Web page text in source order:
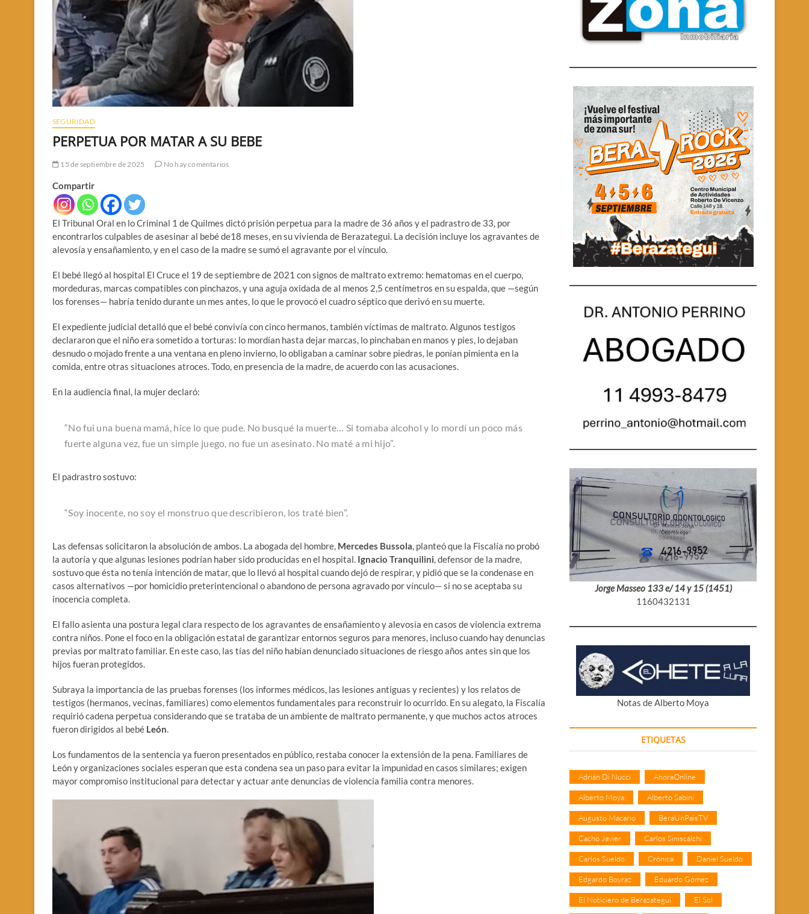
SEGURIDAD
PERPETUA POR MATAR A SU BEBE
15 de septiembre de 2025 No hay comentarios
Compartir
El Tribunal Oral en lo Criminal 1 de Quilmes dictó prisión perpetua para la madre de 36 años y el padrastro de 33, por
encontrarlos culpables de asesinar al bebé de18 meses, en su vivienda de Berazategui. La decisión incluye los agravantes de
alevosía y ensañamiento, y en el caso de la madre se sumó el agravante por el vínculo.
El bebé llegó al hospital El Cruce el 19 de septiembre de 2021 con signos de maltrato extremo: hematomas en el cuerpo,
mordeduras, marcas compatibles con pinchazos, y una aguja oxidada de al menos 2,5 centímetros en su espalda, que —según
los forenses— habría tenido durante un mes antes, lo que le provocó el cuadro séptico que derivó en su muerte.
El expediente judicial detalló que el bebé convivía con cinco hermanos, también víctimas de maltrato. Algunos testigos
declararon que el niño era sometido a torturas: lo mordían hasta dejar marcas, lo pinchaban en manos y pies, lo dejaban
desnudo o mojado frente a una ventana en pleno invierno, lo obligaban a caminar sobre piedras, le ponían pimienta en la
comida, entre otras situaciones atroces. Todo, en presencia de la madre, de acuerdo con las acusaciones.
En la audiencia final, la mujer declaró:
“No fui una buena mamá, hice lo que pude. No busqué la muerte… Si tomaba alcohol y lo mordí un poco más
fuerte alguna vez, fue un simple juego, no fue un asesinato. No maté a mi hijo”.
El padrastro sostuvo:
“Soy inocente, no soy el monstruo que describieron, los traté bien”.
Las defensas solicitaron la absolución de ambos. La abogada del hombre, Mercedes Bussola, planteó que la Fiscalía no probó
la autoría y que algunas lesiones podrían haber sido producidas en el hospital. Ignacio Tranquilini, defensor de la madre,
sostuvo que ésta no tenía intención de matar, que lo llevó al hospital cuando dejó de respirar, y pidió que se la condenase en
casos alternativos —por homicidio preterintencional o abandono de persona agravado por vínculo— si no se aceptaba su
inocencia completa.
El fallo asienta una postura legal clara respecto de los agravantes de ensañamiento y alevosía en casos de violencia extrema
contra niños. Pone el foco en la obligación estatal de garantizar entornos seguros para menores, incluso cuando hay denuncias
previas por maltrato familiar. En este caso, las tías del niño habían denunciado situaciones de riesgo años antes sin que los
hijos fueran protegidos.
Subraya la importancia de las pruebas forenses (los informes médicos, las lesiones antiguas y recientes) y los relatos de
testigos (hermanos, vecinas, familiares) como elementos fundamentales para reconstruir lo ocurrido. En su alegato, la Fiscalía
requirió cadena perpetua considerando que se trataba de un ambiente de maltrato permanente, y que muchos actos atroces
fueron dirigidos al bebé León.
Los fundamentos de la sentencia ya fueron presentados en público, restaba conocer la extensión de la pena. Familiares de
León y organizaciones sociales esperan que esta condena sea un paso para evitar la impunidad en casos similares; exigen
mayor compromiso institucional para detectar y actuar ante denuncias de violencia familia contra menores.
Jorge Masseo 133 e/ 14 y 15 (1451)
1160432131
Notas de Alberto Moya
ETIQUETAS
Adrián Di Nucci AhoraOnline
Alberto Moya Alberto Sabini
Augusto Macario BeraUnPaisTV
Cacho Javier Carlos Siniscalchi
Carlos Sueldo Crónica Daniel Sueldo
Edgardo Boyraz Eduardo Gómez
El Noticiero de Berazategui El Sol